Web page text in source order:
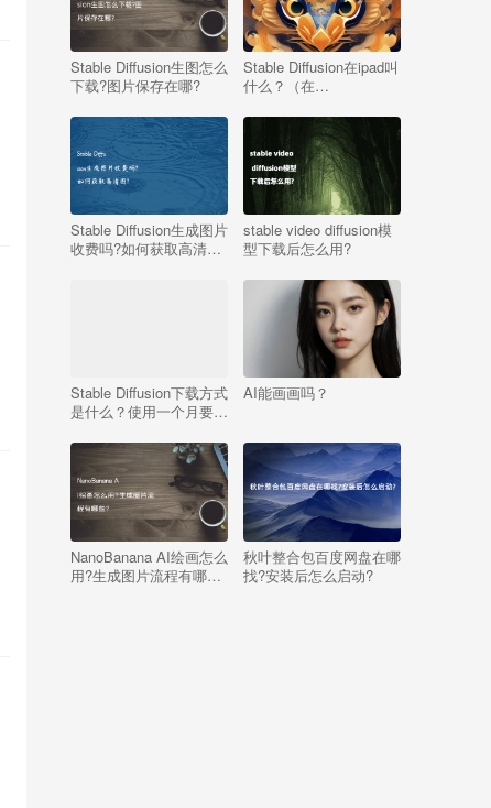
Stable Diffusion生图怎么
下载?图片保存在哪?
Stable Diffusion在ipad叫
什么？（在
AI绘画）
Stable Diffusion生成图片
收费吗?如何获取高清
stable video diffusion模
型下载后怎么用?
Stable Diffusion下载方式
是什么？使用一个月要多
AI能画画吗？
NanoBanana AI绘画怎么
用?生成图片流程有哪
秋叶整合包百度网盘在哪
找?安装后怎么启动?